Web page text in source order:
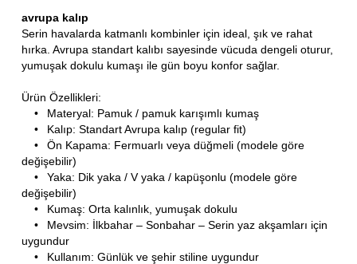
avrupa kalıp
Serin havalarda katmanlı kombinler için ideal, şık ve rahat
hırka. Avrupa standart kalıbı sayesinde vücuda dengeli oturur,
yumuşak dokulu kumaşı ile gün boyu konfor sağlar.
Ürün Özellikleri:
•
Materyal: Pamuk / pamuk karışımlı kumaş
•
Kalıp: Standart Avrupa kalıp (regular fit)
•
Ön Kapama: Fermuarlı veya düğmeli (modele göre
değişebilir)
•
Yaka: Dik yaka / V yaka / kapüşonlu (modele göre
değişebilir)
•
Kumaş: Orta kalınlık, yumuşak dokulu
•
Mevsim: İlkbahar – Sonbahar – Serin yaz akşamları için
uygundur
•
Kullanım: Günlük ve şehir stiline uygundur